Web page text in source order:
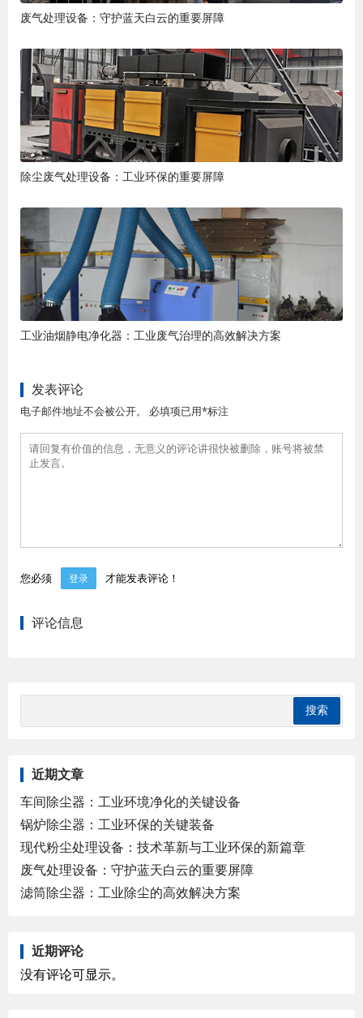
废气处理设备：守护蓝天白云的重要屏障
除尘废气处理设备：工业环保的重要屏障
工业油烟静电净化器：工业废气治理的高效解决方案
发表评论
电子邮件地址不会被公开。 必填项已用*标注
您必须 登录 才能发表评论！
评论信息
近期文章
车间除尘器：工业环境净化的关键设备
锅炉除尘器：工业环保的关键装备
现代粉尘处理设备：技术革新与工业环保的新篇章
废气处理设备：守护蓝天白云的重要屏障
滤筒除尘器：工业除尘的高效解决方案
近期评论
没有评论可显示。